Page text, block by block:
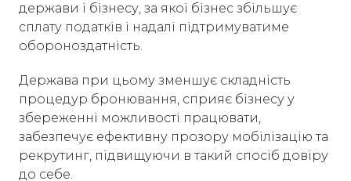
держави і бізнесу, за якої бізнес збільшує
сплату податків і надалі підтримуватиме
обороноздатність.
Держава при цьому зменшує складність
процедур бронювання, сприяє бізнесу у
збереженні можливості працювати,
забезпечує ефективну прозору мобілізацію та
рекрутинг, підвищуючи в такий спосіб довіру
до себе.